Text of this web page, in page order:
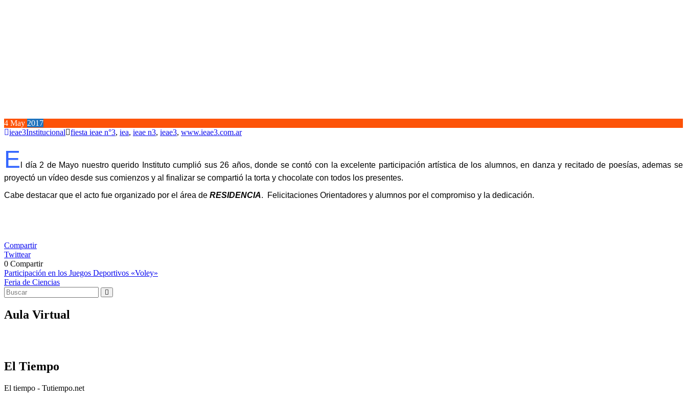
4 May 2017
ieae3Institucional fiesta ieae n°3, iea, ieae n3, ieae3, www.ieae3.com.ar
E
l día 2 de Mayo nuestro querido Instituto cumplió sus 26 años, donde se contó con la excelente participación artística de los alumnos, en danza y recitado de poesías, ademas se
proyectó un vídeo desde sus comienzos y al finalizar se compartió la torta y chocolate con todos los presentes.
Cabe destacar que el acto fue organizado por el área de RESIDENCIA. Felicitaciones Orientadores y alumnos por el compromiso y la dedicación.
Compartir
Twittear
0 Compartir
Navegación
de
Participación en los Juegos Deportivos «Voley»
Feria de Ciencias
Aula Virtual
El Tiempo
El tiempo - Tutiempo.net